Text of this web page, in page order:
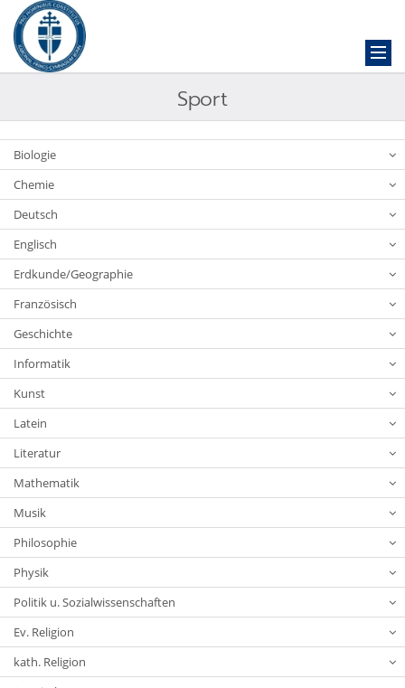
Sport
Biologie
Chemie
Deutsch
Englisch
Erdkunde/Geographie
Französisch
Geschichte
Informatik
Kunst
Latein
Literatur
Mathematik
Musik
Philosophie
Physik
Politik u. Sozialwissenschaften
Ev. Religion
kath. Religion